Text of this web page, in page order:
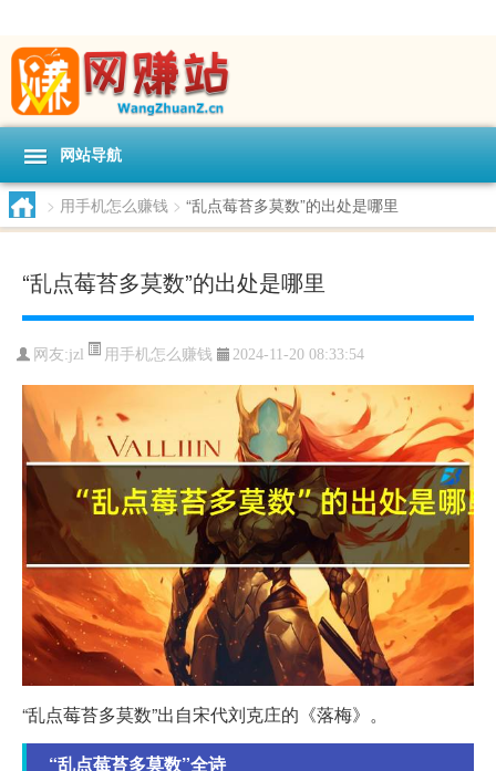
网站导航
> 用手机怎么赚钱 > “乱点莓苔多莫数”的出处是哪里
“乱点莓苔多莫数”的出处是哪里
网友:jzl 用手机怎么赚钱 2024-11-20 08:33:54
“乱点莓苔多莫数”出自宋代刘克庄的《落梅》。
“乱点莓苔多莫数”全诗